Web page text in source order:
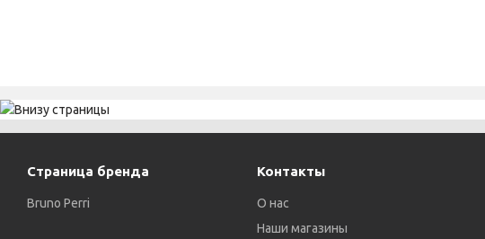
Страница бренда
Bruno Perri
Контакты
О нас
Наши магазины